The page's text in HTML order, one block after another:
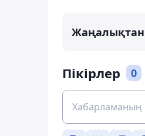
Жаңалықтан
Пікірлер 0